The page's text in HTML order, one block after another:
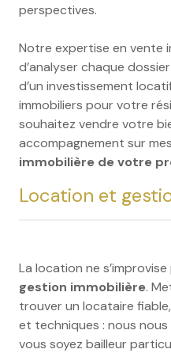
perspectives.
Notre expertise en vente
d’analyser chaque
d’un investissement
immobiliers pour votre
souhaitez vendre votre
accompagnement sur
immobilière de votre
transaction
Location et
La location ne
gestion immobilière.
trouver un locataire
et techniques : nous
vous soyez bailleur